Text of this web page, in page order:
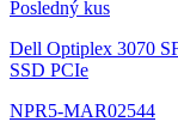
Posledný kus
Dell Optiplex 3070
SSD PCIe
NPR5-MAR02544